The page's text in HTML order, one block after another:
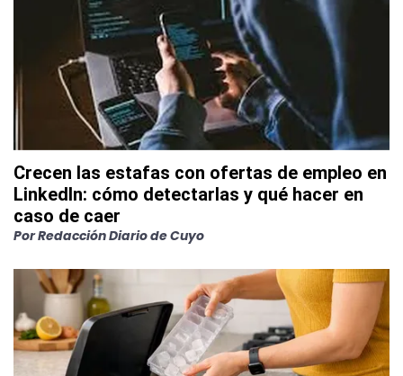
Crecen las estafas con ofertas de empleo en
LinkedIn: cómo detectarlas y qué hacer en
caso de caer
PorRedacción Diario de Cuyo